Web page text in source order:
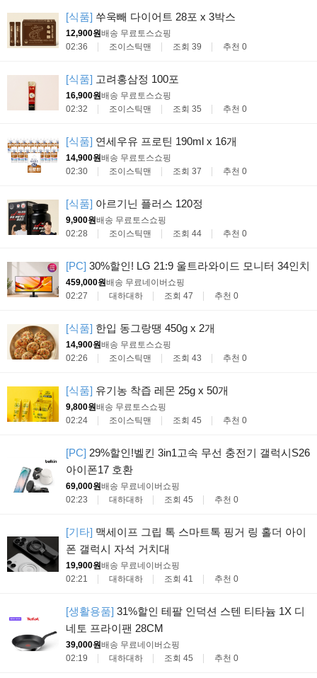
[식품] 쑤욱빼 다이어트 28포 x 3박스
12,900원배송 무료토스쇼핑
02:36
조이스틱맨 조회 39 추천 0
[식품] 고려홍삼정 100포
16,900원배송 무료토스쇼핑
02:32
조이스틱맨 조회 35 추천 0
[식품] 연세우유 프로틴 190ml x 16개
14,900원배송 무료토스쇼핑
02:30
조이스틱맨 조회 37 추천 0
[식품] 아르기닌 플러스 120정
9,900원배송 무료토스쇼핑
02:28
조이스틱맨 조회 44 추천 0
[PC] 30%할인! LG 21:9 울트라와이드 모니터 34인치
459,000원배송 무료네이버쇼핑
02:27
대하대하 조회 47 추천 0
[식품] 한입 동그랑땡 450g x 2개
14,900원배송 무료토스쇼핑
02:26
조이스틱맨 조회 43 추천 0
[식품] 유기농 착즙 레몬 25g x 50개
9,800원배송 무료토스쇼핑
02:24
조이스틱맨 조회 45 추천 0
[PC] 29%할인!벨킨 3in1고속 무선 충전기 갤럭시S26
아이폰17 호환
69,000원배송 무료네이버쇼핑
02:23
대하대하 조회 45 추천 0
[기타] 맥세이프 그립 톡 스마트톡 핑거 링 홀더 아이
폰 갤럭시 자석 거치대
19,900원배송 무료네이버쇼핑
02:21
대하대하 조회 41 추천 0
[생활용품] 31%할인 테팔 인덕션 스텐 티타늄 1X 디
네토 프라이팬 28CM
39,000원배송 무료네이버쇼핑
02:19
대하대하 조회 45 추천 0